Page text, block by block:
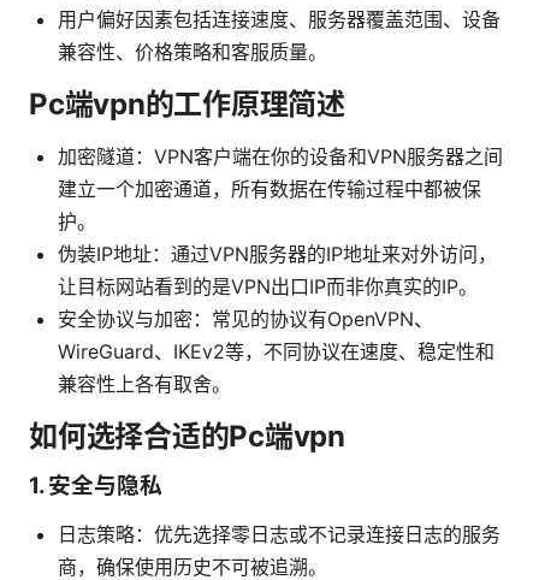
用户偏好因素包括连接速度、服务器覆盖范围、设备
兼容性、价格策略和客服质量。
Pc端vpn的工作原理简述
加密隧道：VPN客户端在你的设备和VPN服务器之间
建立一个加密通道，所有数据在传输过程中都被保
护。
伪装IP地址：通过VPN服务器的IP地址来对外访问，
让目标网站看到的是VPN出口IP而非你真实的IP。
安全协议与加密：常见的协议有OpenVPN、
WireGuard、IKEv2等，不同协议在速度、稳定性和
兼容性上各有取舍。
如何选择合适的Pc端vpn
1. 安全与隐私
日志策略：优先选择零日志或不记录连接日志的服务
商，确保使用历史不可被追溯。